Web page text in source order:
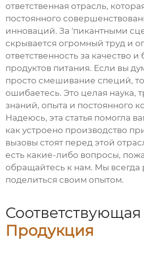
ответственная отрасль,
постоянного
инноваций. За 'пикантными
скрывается огромный труд и
ответственность за качество и
продуктов питания. Если вы
просто смешивание специй,
ошибаетесь. Это целая наука,
знаний, опыта и постоянного
Надеюсь, эта статья помогла
как устроено производство
вызовы стоят перед этой
есть какие-либо вопросы,
обращайтесь к нам. Мы всегда
поделиться своим опытом.
Соответствующая
Продукция